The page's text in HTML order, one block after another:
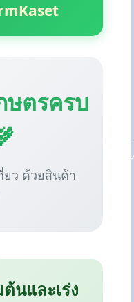
ตรครบ
ยว ด้วยสินค้า
นและเร่ง